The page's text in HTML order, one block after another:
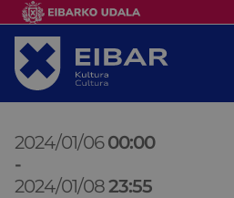
2024/01/0600:00
-
2024/01/0823:55